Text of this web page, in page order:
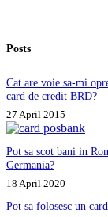
Posts
Cat are voie sa-mi
card de credit BRD?
27 April 2015
Pot sa scot bani in
Germania?
18 April 2020
Pot sa folosesc un